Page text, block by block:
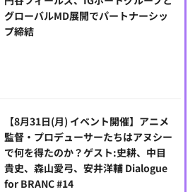
グローバルMD展開でパートナーシッ
プ締結
【8月31日(月) イベント開催】アニメ
監督・プロデューサーたちはアヌシー
で何を得たのか？ゲスト:史耕、中目
貴史、森山愛弓、安井洋輔 Dialogue
for BRANC #14